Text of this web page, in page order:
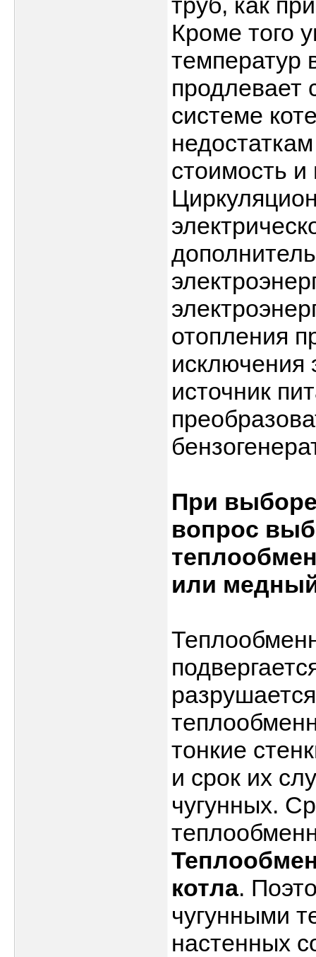
Кроме того
температур
продлевает
системе
стоимость
отопления
исключения
источник
При выборе
вопрос
или
тонкие
и срок их
чугунных.
котла.
чугунными
настенных